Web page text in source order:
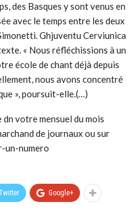
des Basques y sont venus en
avec le temps entre les deux
Ghjuventu Cerviunica
« Nous réfléchissions à un
école de chant déjà depuis
nous avons concentré
», poursuit-elle.(…)
votre mensuel du mois
de journaux ou sur
un-numero
Google+